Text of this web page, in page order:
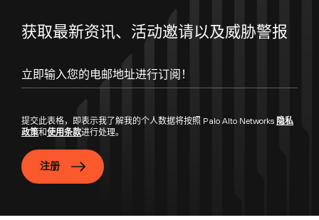
获取最新资讯、活动邀请以及威胁警报
提交此表格，即表示我了解我的个人数据将按照 Palo Alto Networks 隐私
政策和使用条款进行处理。
注册